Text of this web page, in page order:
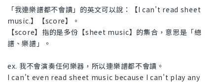
「我連樂譜都不會讀」的英文可以說：【I can't read sheet
music.】【score】。
【score】指的是多份【sheet music】的集合，意思是「總
譜、樂譜」。
ex. 我不會演奏任何樂器，所以連樂譜都不會讀。
I can't even read sheet music because I can't play any